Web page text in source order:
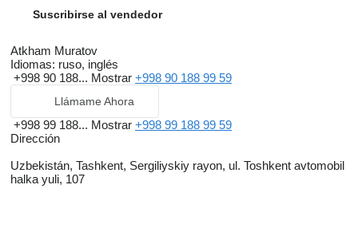
Suscribirse al vendedor
Atkham Muratov
Idiomas: ruso, inglés
+998 90 188... Mostrar +998 90 188 99 59
Llámame Ahora
+998 99 188... Mostrar +998 99 188 99 59
Dirección
Uzbekistán, Tashkent, Sergiliyskiy rayon, ul. Toshkent avtomobil
halka yuli, 107